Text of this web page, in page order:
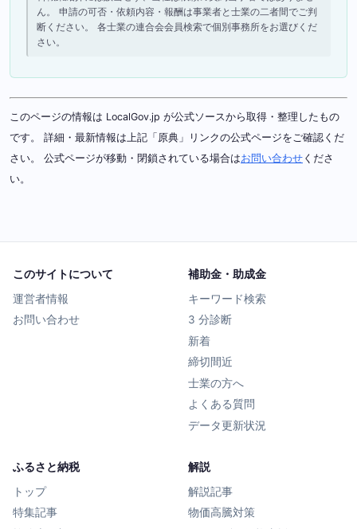
ん。 申請の可否・依頼内容・報酬は事業者と士業の二者間でご判
断ください。 各士業の連合会会員検索で個別事務所をお選びくだ
さい。
このページの情報は LocalGov.jp が公式ソースから取得・整理したもの
です。 詳細・最新情報は上記「原典」リンクの公式ページをご確認くだ
さい。 公式ページが移動・閉鎖されている場合はお問い合わせ くださ
い。
このサイトについて
運営者情報
お問い合わせ
補助金・助成金
キーワード検索
3 分診断
新着
締切間近
士業の方へ
よくある質問
データ更新状況
ふるさと納税
トップ
特集記事
解説
解説記事
物価高騰対策